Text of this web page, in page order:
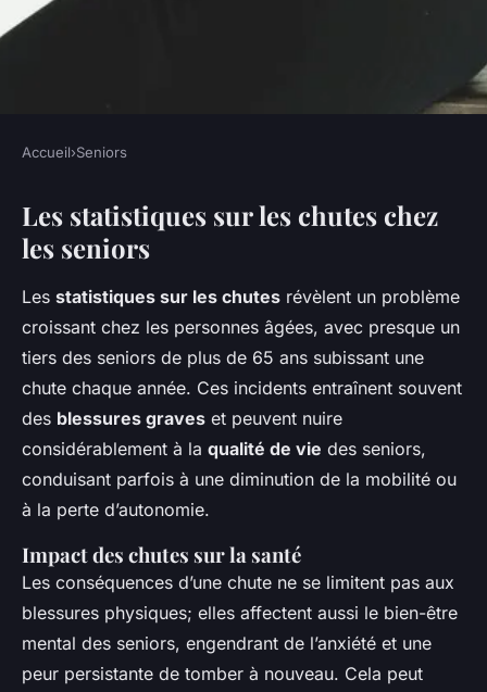
Le guide des aides techniques
à la prévention des chutes
chez les seniors
Éléna • 28 février 2025 • 6 min de lecture
Accueil›Seniors
Les statistiques sur les chutes chez
les seniors
Les statistiques sur les chutes révèlent un problème
croissant chez les personnes âgées, avec presque un
tiers des seniors de plus de 65 ans subissant une
chute chaque année. Ces incidents entraînent souvent
des blessures graves et peuvent nuire
considérablement à la qualité de vie des seniors,
conduisant parfois à une diminution de la mobilité ou
à la perte d’autonomie.
Impact des chutes sur la santé
Les conséquences d’une chute ne se limitent pas aux
blessures physiques; elles affectent aussi le bien-être
mental des seniors, engendrant de l’anxiété et une
peur persistante de tomber à nouveau. Cela peut